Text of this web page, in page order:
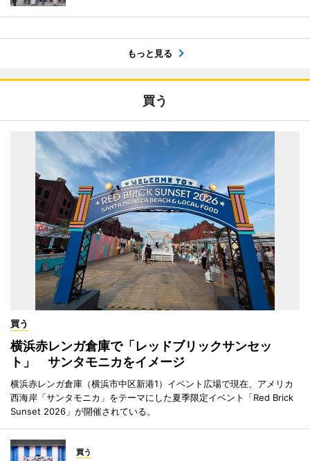
もっと見る
買う
買う
横浜赤レンガ倉庫で「レッドブリックサンセッ
ト」 サンタモニカをイメージ
横浜赤レンガ倉庫（横浜市中区新港1）イベント広場で現在、アメリカ
西海岸「サンタモニカ」をテーマにした夏季限定イベント「Red Brick
Sunset 2026」が開催されている。
買う